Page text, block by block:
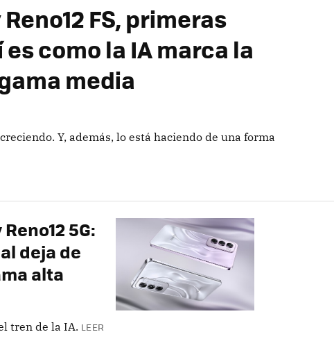
Reno12 FS, primeras
como la IA marca la
media
Y, además, lo está haciendo de una forma
5G:
deja de
alta
tren de la IA. LEER